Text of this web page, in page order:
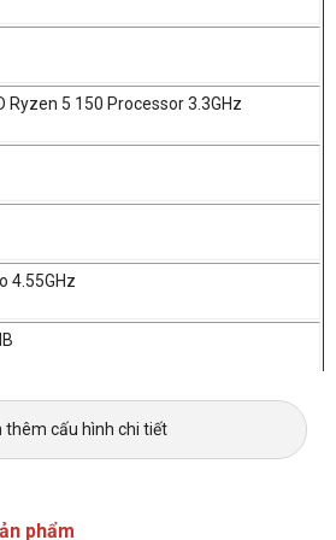
Ryzen 5 150 Processor 3.3GHz
4.55GHz
DDR5
DDR5 on board
thêm cấu hình chi tiết
phẩm